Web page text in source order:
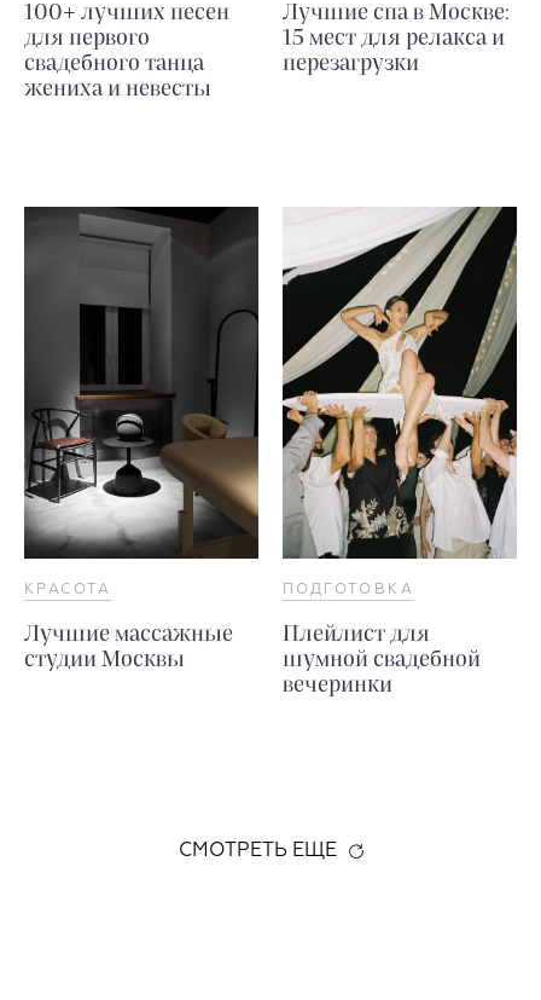
100+ лучших песен
для первого
свадебного танца
жениха и невесты
Лучшие спа в Москве:
15 мест для релакса и
перезагрузки
КРАСОТА
Лучшие массажные
студии Москвы
ПОДГОТОВКА
Плейлист для
шумной свадебной
вечеринки
СМОТРЕТЬ ЕЩЕ